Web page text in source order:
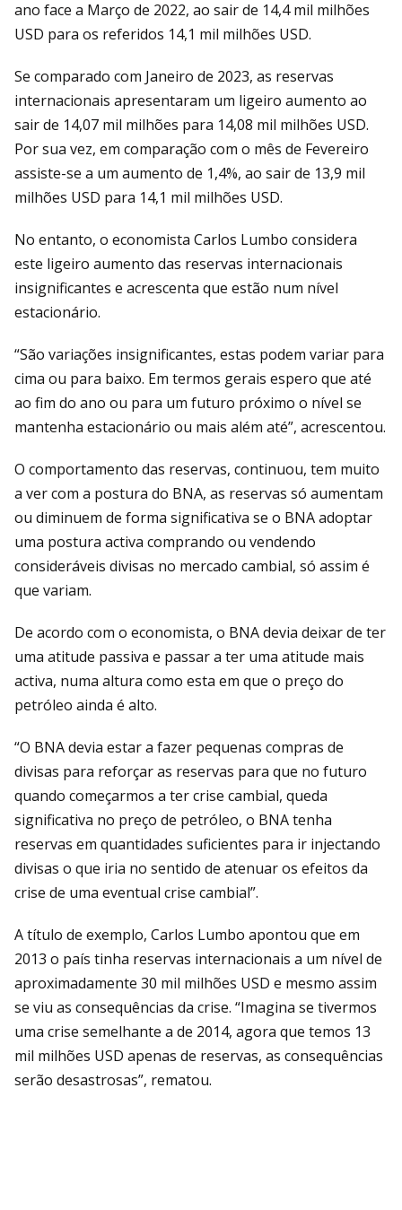
ano face a Março de 2022, ao sair de 14,4 mil milhões
USD para os referidos 14,1 mil milhões USD.
Se comparado com Janeiro de 2023, as reservas
internacionais apresentaram um ligeiro aumento ao
sair de 14,07 mil milhões para 14,08 mil milhões USD.
Por sua vez, em comparação com o mês de Fevereiro
assiste-se a um aumento de 1,4%, ao sair de 13,9 mil
milhões USD para 14,1 mil milhões USD.
No entanto, o economista Carlos Lumbo considera
este ligeiro aumento das reservas internacionais
insignificantes e acrescenta que estão num nível
estacionário.
“São variações insignificantes, estas podem variar para
cima ou para baixo. Em termos gerais espero que até
ao fim do ano ou para um futuro próximo o nível se
mantenha estacionário ou mais além até”, acrescentou.
O comportamento das reservas, continuou, tem muito
a ver com a postura do BNA, as reservas só aumentam
ou diminuem de forma significativa se o BNA adoptar
uma postura activa comprando ou vendendo
consideráveis divisas no mercado cambial, só assim é
que variam.
De acordo com o economista, o BNA devia deixar de ter
uma atitude passiva e passar a ter uma atitude mais
activa, numa altura como esta em que o preço do
petróleo ainda é alto.
“O BNA devia estar a fazer pequenas compras de
divisas para reforçar as reservas para que no futuro
quando começarmos a ter crise cambial, queda
significativa no preço de petróleo, o BNA tenha
reservas em quantidades suficientes para ir injectando
divisas o que iria no sentido de atenuar os efeitos da
crise de uma eventual crise cambial”.
A título de exemplo, Carlos Lumbo apontou que em
2013 o país tinha reservas internacionais a um nível de
aproximadamente 30 mil milhões USD e mesmo assim
se viu as consequências da crise. “Imagina se tivermos
uma crise semelhante a de 2014, agora que temos 13
mil milhões USD apenas de reservas, as consequências
serão desastrosas”, rematou.